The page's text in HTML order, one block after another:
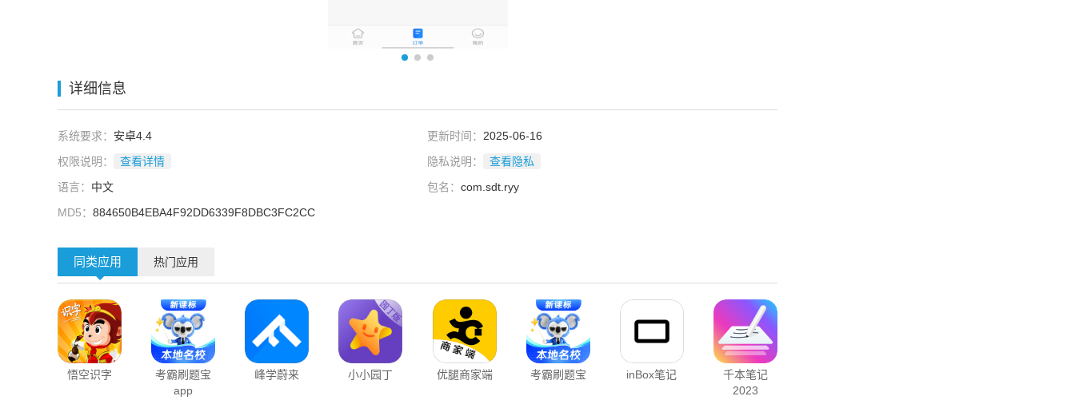
详细信息
系统要求： 安卓4.4 更新时间： 2025-06-16
权限说明：
查看详情 隐私说明：
查看隐私
语言： 中文 包名： com.sdt.ryy
MD5： 884650B4EBA4F92DD6339F8DBC3FC2CC
同类应用 热门应用
悟空识字
考霸刷题宝
app
峰学蔚来 小小园丁 优腿商家端 考霸刷题宝 inBox笔记
千本笔记
2023